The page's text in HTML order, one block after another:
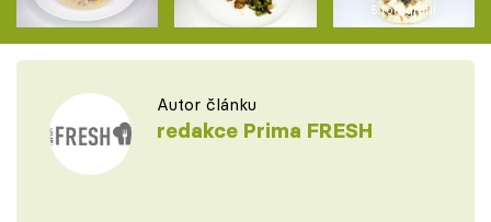
5 fotografií
Autor článku
redakce Prima FRESH